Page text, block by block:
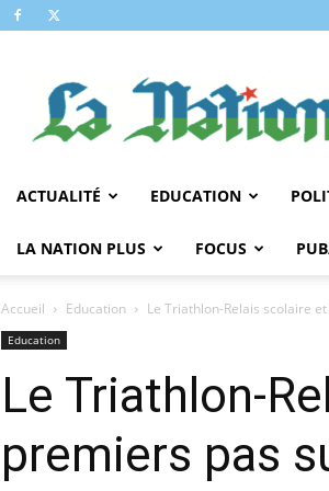
NATION
ACTUALITÉ EDUCATION
LA NATION PLUS FOCUS
Accueil Education Le Triathlon-Relais scolaire
Education
Le Triathlon-
premiers pas